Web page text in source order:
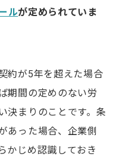
ルが定められていま
約が5年を超えた場合
期間の定めのない労
決まりのことです。条
あった場合、企業側
かじめ認識しておき